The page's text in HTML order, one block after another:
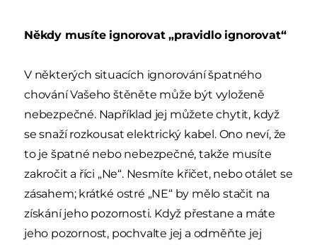
Někdy musíte ignorovat „pravidlo ignorovat“
V některých situacích ignorování špatného
chování Vašeho štěněte může být vyloženě
nebezpečné. Například jej můžete chytit, když
se snaží rozkousat elektrický kabel. Ono neví, že
to je špatné nebo nebezpečné, takže musíte
zakročit a říci „Ne“. Nesmíte křičet, nebo otálet se
zásahem; krátké ostré „NE“ by mělo stačit na
získání jeho pozornosti. Když přestane a máte
jeho pozornost, pochvalte jej a odměňte jej